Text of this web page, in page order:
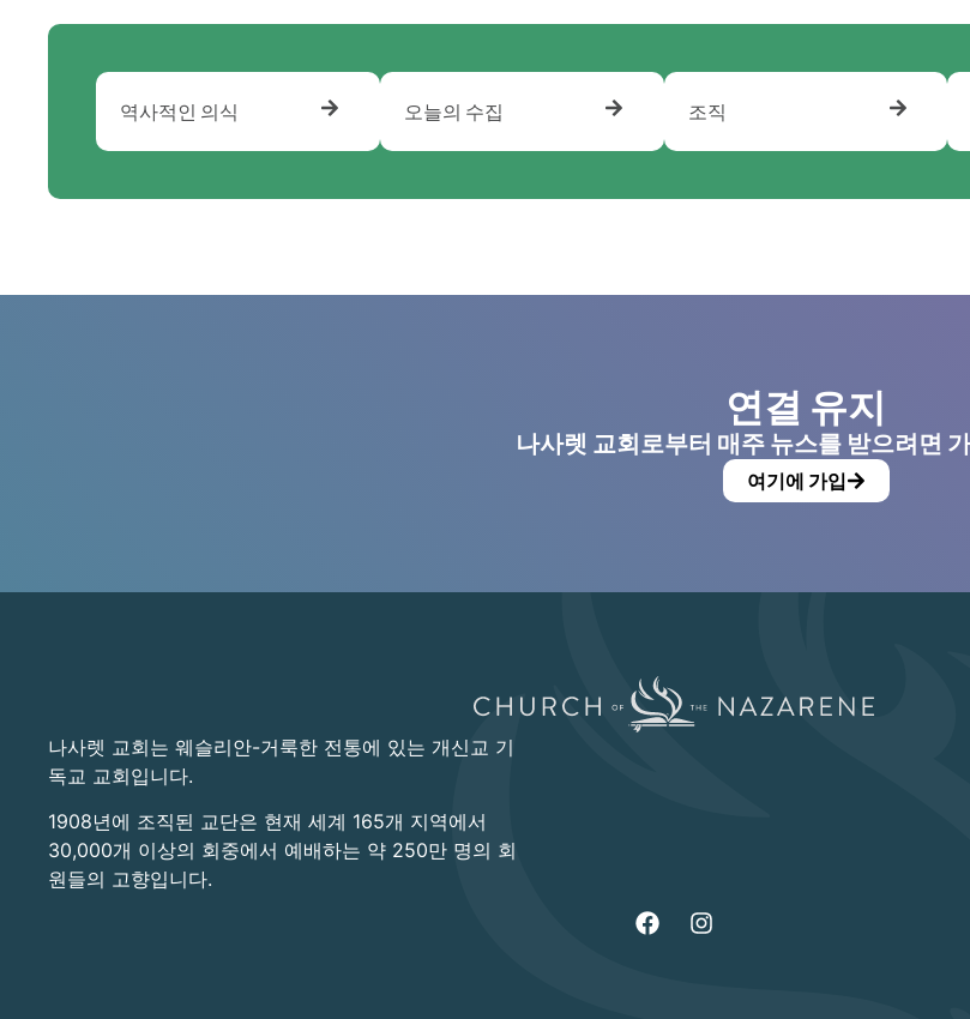
역사적인 의식 오늘의 수집 조직
연결 유지
나사렛 교회로부터 매주 뉴스를 받으려면
여기에 가입
나사렛 교회는 웨슬리안-거룩한 전통에 있는 개신교 기
독교 교회입니다.
1908년에 조직된 교단은 현재 세계 165개 지역에서
30,000개 이상의 회중에서 예배하는 약 250만 명의 회
원들의 고향입니다.